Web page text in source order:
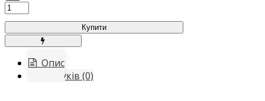
Купити
Опис
Відгуків (0)